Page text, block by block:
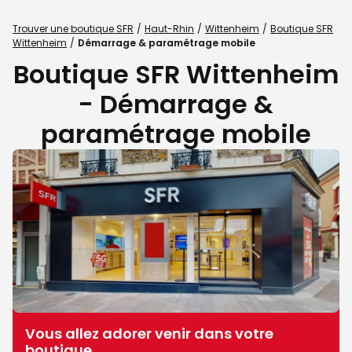
Trouver une boutique SFR Haut-Rhin Wittenheim
Boutique SFR
Wittenheim
Démarrage & paramétrage mobile
Boutique SFR Wittenheim
- Démarrage &
paramétrage mobile
Vous allez adorer venir dans votre